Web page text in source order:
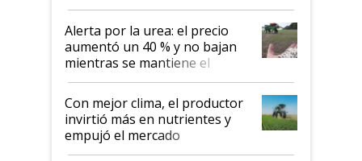
Alerta por la urea: el precio
aumentó un 40 % y no bajan
mientras se mantiene el
conflicto en Medio Oriente
Con mejor clima, el productor
invirtió más en nutrientes y
empujó el mercado